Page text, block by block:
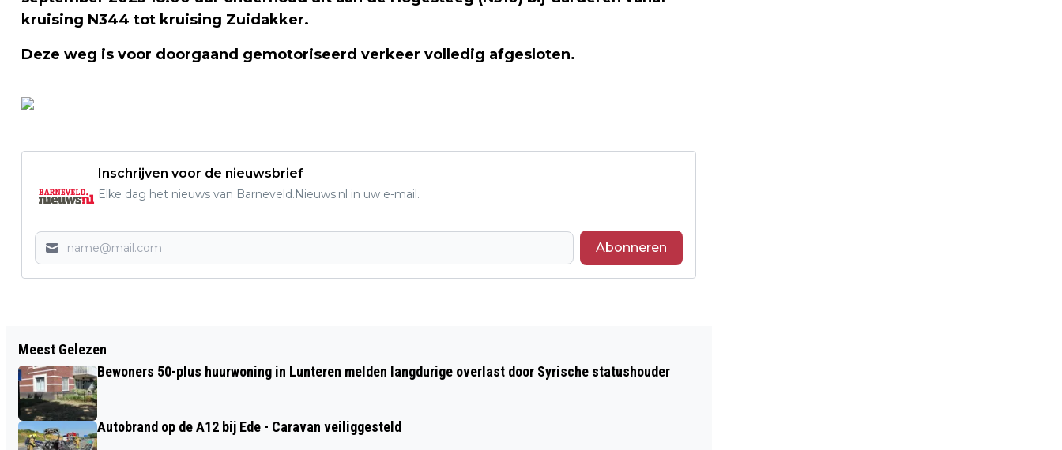
kruising N344 tot kruising Zuidakker.
Deze weg is voor doorgaand gemotoriseerd verkeer volledig afgesloten.
Inschrijven voor de nieuwsbrief
Elke dag het nieuws van Barneveld.Nieuws.nl in uw e-mail.
Abonneren
BURGEMEESTER VAN DER TAK SLUIT
PANDEN NA VONDST DRUGSAFVAL
GELDERLAND
Meest Gelezen
Bewoners 50-plus huurwoning in Lunteren melden langdurige overlast door Syrische statushouder
Autobrand op de A12 bij Ede - Caravan veiliggesteld